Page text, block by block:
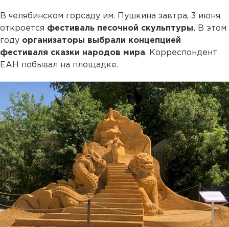
В челябинском горсаду им. Пушкина завтра, 3 июня,
откроется фестиваль песочной скульптуры. В этом
году организаторы выбрали концепцией
фестиваля сказки народов мира. Корреспондент
ЕАН побывал на площадке.